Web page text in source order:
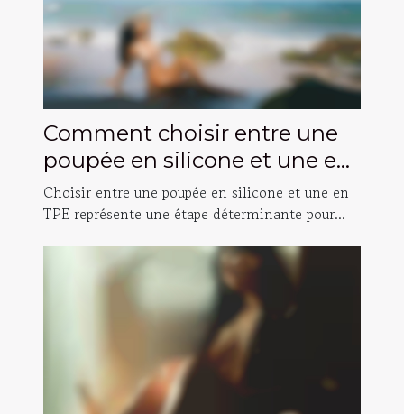
Comment choisir entre une
poupée en silicone et une en
TPE ?
Choisir entre une poupée en silicone et une en
TPE représente une étape déterminante pour...